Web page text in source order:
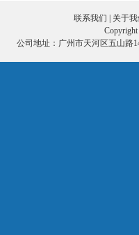
联系我们
关于
公司地址：广州市天河区五山路